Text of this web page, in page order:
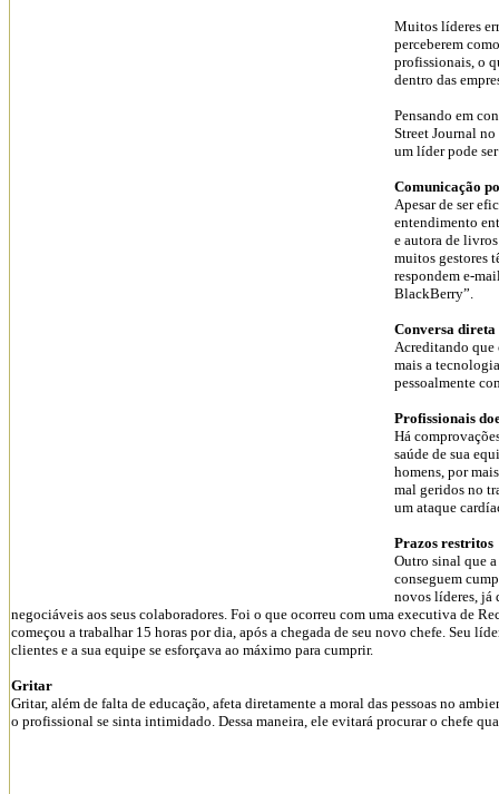
Muitos líderes
perceberem
profissionais, o
dentro das
Pensando em
Street Journal
um líder pode
Comunicação
Apesar de ser
entendimento
e autora de
muitos gestores
respondem e-
BlackBerry”.
Conversa direta
Acreditando que
mais a
pessoalmente
Profissionais
Há
saúde de sua
homens, por
mal geridos no
um ataque
Prazos restritos
Outro sinal que
conseguem
novos líderes, já
negociáveis aos seus colaboradores. Foi o que ocorreu com uma executiva de
começou a trabalhar 15 horas por dia, após a chegada de seu novo chefe. Seu
clientes e a sua equipe se esforçava ao máximo para cumprir.
Gritar
Gritar, além de falta de educação, afeta diretamente a moral das pessoas no
o profissional se sinta intimidado. Dessa maneira, ele evitará procurar o chefe